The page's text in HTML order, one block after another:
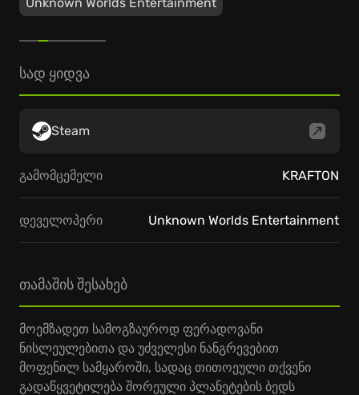
თამაშის შესახებ
მოემზადეთ სამოგზაუროდ ფერადოვანი
ნისლეულებითა და უძველესი ნანგრევებით
მოფენილ სამყაროში, სადაც თითოეული თქვენი
გადაწყვეტილება შორეული პლანეტების ბედს
სად ყიდვა
Steam
გამომცემელი KRAFTON
დეველოპერი Unknown Worlds Entertainment